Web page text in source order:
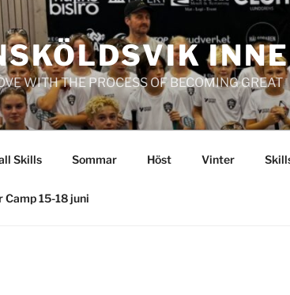
WITH THE PROCESS OF BECOMING GREAT
Skills Sommar Höst Vinter
Camp 15-18 juni